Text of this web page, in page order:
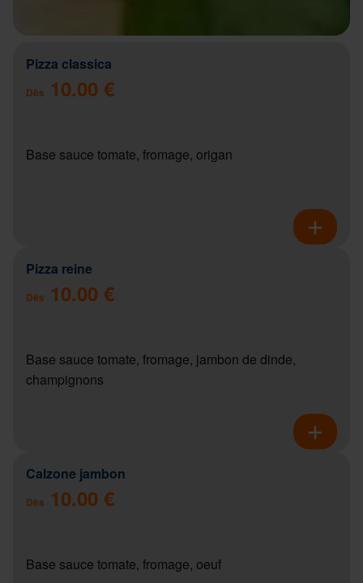
Pizza classica
Dès 10.00 €
Base sauce tomate, fromage, origan
Pizza reine
Dès 10.00 €
Base sauce tomate, fromage, jambon de dinde,
champignons
Calzone jambon
Dès 10.00 €
Base sauce tomate, fromage, oeuf